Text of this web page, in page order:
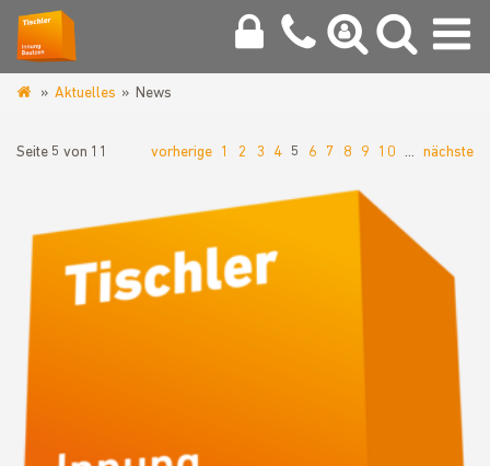
Aktuelles News
Seite 5 von 11 vorherige 1 2 3 4 5 6 7 8 9 10 … nächste